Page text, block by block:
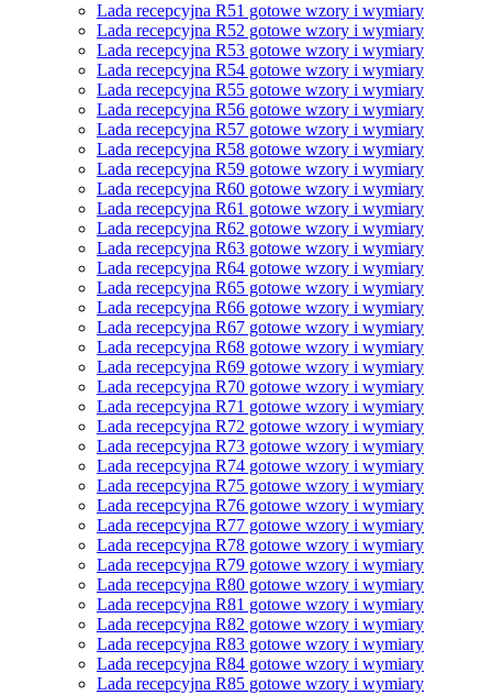
Lada recepcyjna R51 gotowe wzory i wymiary
Lada recepcyjna R52 gotowe wzory i wymiary
Lada recepcyjna R53 gotowe wzory i wymiary
Lada recepcyjna R54 gotowe wzory i wymiary
Lada recepcyjna R55 gotowe wzory i wymiary
Lada recepcyjna R56 gotowe wzory i wymiary
Lada recepcyjna R57 gotowe wzory i wymiary
Lada recepcyjna R58 gotowe wzory i wymiary
Lada recepcyjna R59 gotowe wzory i wymiary
Lada recepcyjna R60 gotowe wzory i wymiary
Lada recepcyjna R61 gotowe wzory i wymiary
Lada recepcyjna R62 gotowe wzory i wymiary
Lada recepcyjna R63 gotowe wzory i wymiary
Lada recepcyjna R64 gotowe wzory i wymiary
Lada recepcyjna R65 gotowe wzory i wymiary
Lada recepcyjna R66 gotowe wzory i wymiary
Lada recepcyjna R67 gotowe wzory i wymiary
Lada recepcyjna R68 gotowe wzory i wymiary
Lada recepcyjna R69 gotowe wzory i wymiary
Lada recepcyjna R70 gotowe wzory i wymiary
Lada recepcyjna R71 gotowe wzory i wymiary
Lada recepcyjna R72 gotowe wzory i wymiary
Lada recepcyjna R73 gotowe wzory i wymiary
Lada recepcyjna R74 gotowe wzory i wymiary
Lada recepcyjna R75 gotowe wzory i wymiary
Lada recepcyjna R76 gotowe wzory i wymiary
Lada recepcyjna R77 gotowe wzory i wymiary
Lada recepcyjna R78 gotowe wzory i wymiary
Lada recepcyjna R79 gotowe wzory i wymiary
Lada recepcyjna R80 gotowe wzory i wymiary
Lada recepcyjna R81 gotowe wzory i wymiary
Lada recepcyjna R82 gotowe wzory i wymiary
Lada recepcyjna R83 gotowe wzory i wymiary
Lada recepcyjna R84 gotowe wzory i wymiary
Lada recepcyjna R85 gotowe wzory i wymiary